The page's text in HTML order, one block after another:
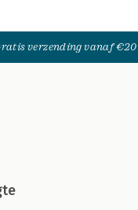
verzending vanaf €20